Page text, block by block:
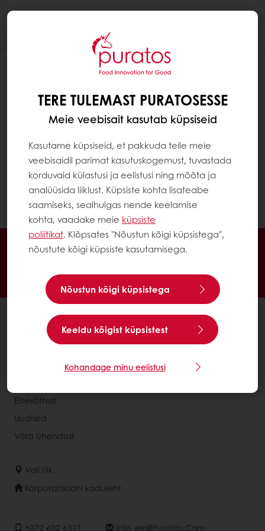
MIS ON VALGUD?
Valgud on suured ja keerulised molekulid.
Need koosnevad aminohapetest. Valgud
aitavad meie rakkudel (nt lihased, luud)
kasvada ja uueneda. T Neid leidub loomsetes
saadustes nagu punane liha, valge liha,
piimatooted, kala ja munad. Neid leidub ka
taimsetes toodetes, näiteks teraviljades ja
kaunviljades (nt läätsedes, hernestes).
TERE TULEMAST PURATOSESSE
Meie veebisait kasutab küpsiseid
Kasutame küpsiseid, et pakkuda teile meie
veebisaidil parimat kasutuskogemust, tuvastada
korduvaid külastusi ja eelistusi ning mõõta ja
analüüsida liiklust. Küpsiste kohta lisateabe
saamiseks, sealhulgas nende keelamise
kohta, vaadake meie küpsiste
poliitikat. Klõpsates "Nõustun kõigi küpsistega",
nõustute kõigi küpsiste kasutamisega.
Nõustun kõigi küpsistega
Keeldu kõigist küpsistest
Kohandage minu eelistusi
Veebis 24/7
Eksklusiivsed pakkumised
Uudised ja trendid
Kõik tooted
Retseptid
Tarbijauuring
Ettevõttest
Uudised
Võta ühendust
Vali riik
Korporatsiooni koduleht
+372 602 6311 Info_ee@puratos.com